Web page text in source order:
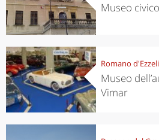
Museo
Romano
Museo
Vimar